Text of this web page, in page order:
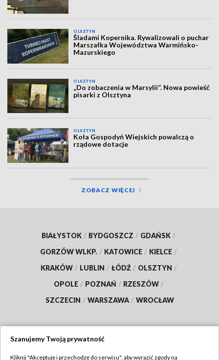
OLSZTYN
Śladami Kopernika. Rywalizowali o puchar
Marszałka Województwa Warmińsko-
Mazurskiego
OLSZTYN
„Do zobaczenia w Marsylii”. Nowa powieść
pisarki z Olsztyna
OLSZTYN
Koła Gospodyń Wiejskich powalczą o
rządowe dotacje
ZOBACZ WIĘCEJ
BIAŁYSTOK / BYDGOSZCZ / GDAŃSK /
GORZÓW WLKP. / KATOWICE / KIELCE /
KRAKÓW / LUBLIN / ŁÓDŹ / OLSZTYN /
OPOLE / POZNAŃ / RZESZÓW /
SZCZECIN / WARSZAWA / WROCŁAW
Szanujemy Twoją prywatność
Kliknij "Akceptuję i przechodzę do serwisu", aby wyrazić zgody na